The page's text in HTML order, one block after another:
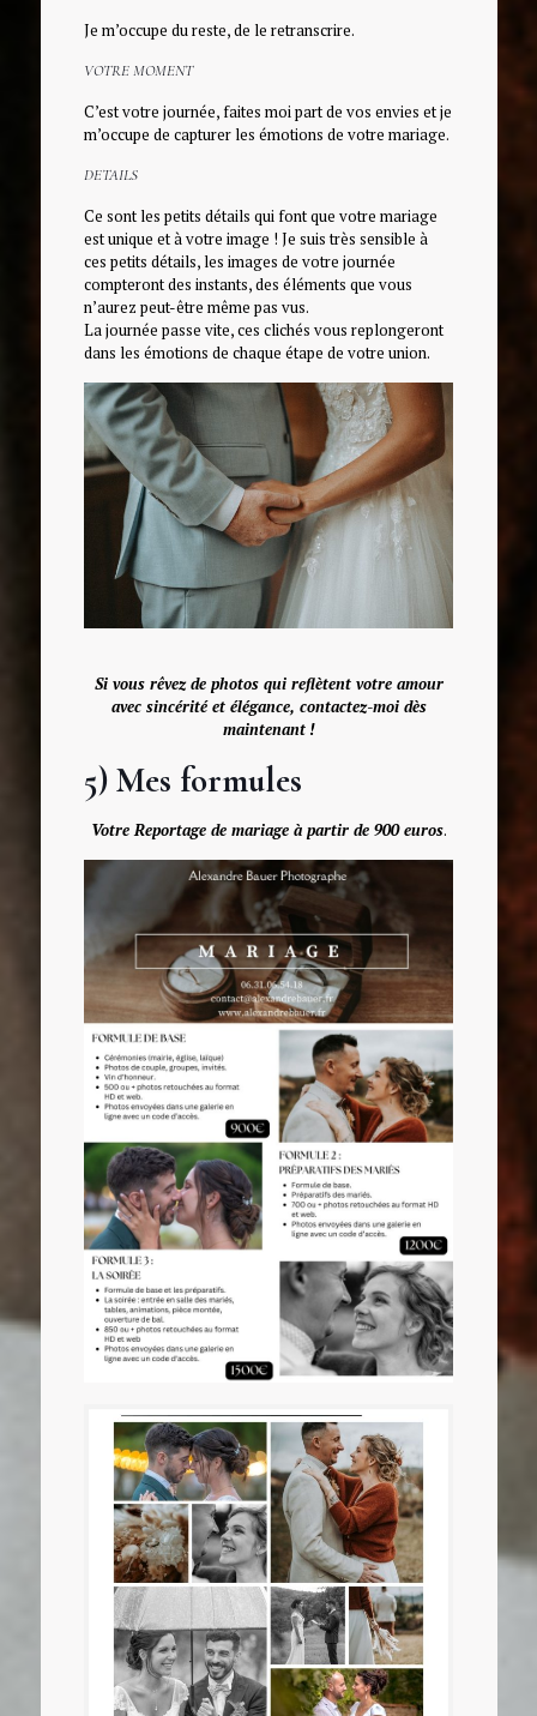
Je m’occupe du reste, de le retranscrire.
VOTRE MOMENT
C’est votre journée, faites moi part de vos envies et je
m’occupe de capturer les émotions de votre mariage.
DETAILS
Ce sont les petits détails qui font que votre mariage
est unique et à votre image ! Je suis très sensible à
ces petits détails, les images de votre journée
compteront des instants, des éléments que vous
n’aurez peut-être même pas vus.
La journée passe vite, ces clichés vous replongeront
dans les émotions de chaque étape de votre union.
Si vous rêvez de photos qui reflètent votre amour
avec sincérité et élégance, contactez-moi dès
maintenant !
5) Mes formules
Votre Reportage de mariage à partir de 900 euros.